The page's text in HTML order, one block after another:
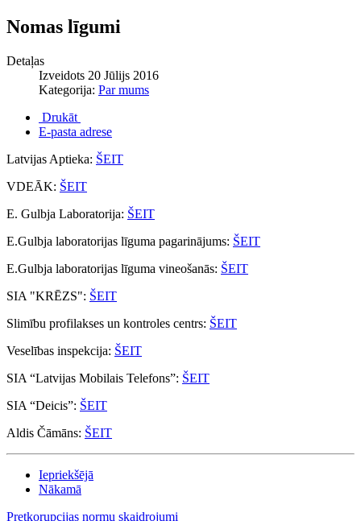
Nomas līgumi
Detaļas
Izveidots 20 Jūlijs 2016
Kategorija: Par mums
Drukāt
E-pasta adrese
Latvijas Aptieka: ŠEIT
VDEĀK: ŠEIT
E. Gulbja Laboratorija: ŠEIT
E.Gulbja laboratorijas līguma pagarinājums: ŠEIT
E.Gulbja laboratorijas līguma vineošanās: ŠEIT
SIA "KRĒZS": ŠEIT
Slimību profilakses un kontroles centrs: ŠEIT
Veselības inspekcija: ŠEIT
SIA “Latvijas Mobilais Telefons”: ŠEIT
SIA “Deicis”: ŠEIT
Aldis Čāmāns: ŠEIT
Iepriekšējā
Nākamā
Pretkorupcijas normu skaidrojumi